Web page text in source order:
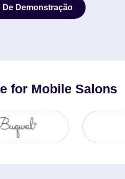
De Demonstração
for Mobile Salons